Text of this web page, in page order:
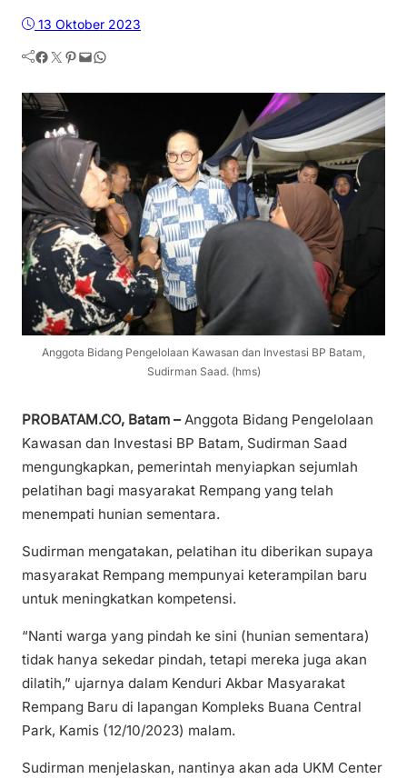
13 Oktober 2023
Facebook Twitter Pinterest Mail WhatsApp
Anggota Bidang Pengelolaan Kawasan dan Investasi BP Batam,
Sudirman Saad. (hms)
PROBATAM.CO, Batam –Anggota Bidang Pengelolaan
Kawasan dan Investasi BP Batam, Sudirman Saad
mengungkapkan, pemerintah menyiapkan sejumlah
pelatihan bagi masyarakat Rempang yang telah
menempati hunian sementara.
Sudirman mengatakan, pelatihan itu diberikan supaya
masyarakat Rempang mempunyai keterampilan baru
untuk meningkatkan kompetensi.
“Nanti warga yang pindah ke sini (hunian sementara)
tidak hanya sekedar pindah, tetapi mereka juga akan
dilatih,” ujarnya dalam Kenduri Akbar Masyarakat
Rempang Baru di lapangan Kompleks Buana Central
Park, Kamis (12/10/2023) malam.
Sudirman menjelaskan, nantinya akan ada UKM Center